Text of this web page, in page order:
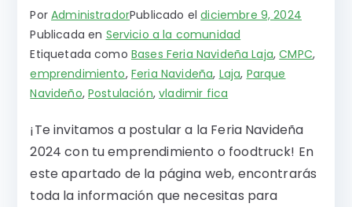
PorAdministradorPublicado eldiciembre 9, 2024
Publicada en Servicio a la comunidad
Etiquetada como Bases Feria Navideña Laja,CMPC,
emprendimiento, Feria Navideña, Laja, Parque
Navideño,Postulación,vladimir fica
¡Te invitamos a postular a la Feria Navideña
2024 con tu emprendimiento o foodtruck! En
este apartado de la página web, encontrarás
toda la información que necesitas para